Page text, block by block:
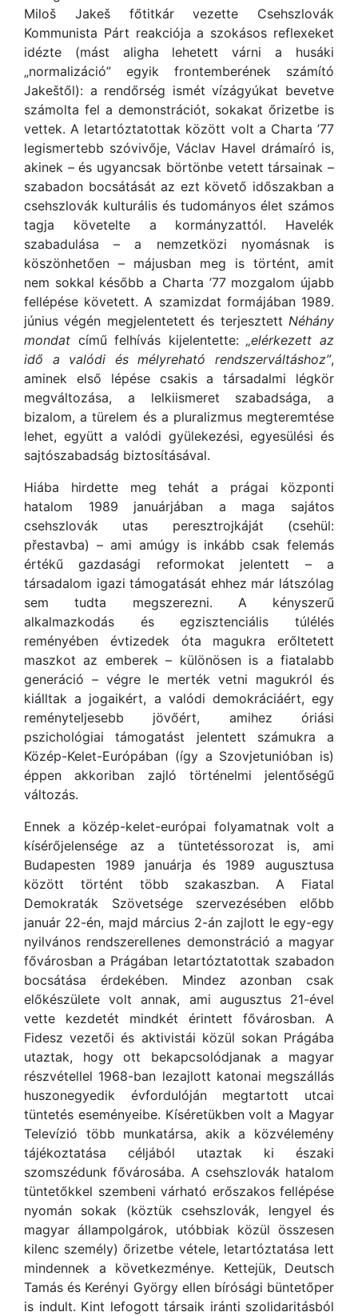
Miloš Jakeš főtitkár vezette Csehszlovák
Kommunista Párt reakciója a szokásos reflexeket
idézte (mást aligha lehetett várni a husáki
„normalizáció” egyik frontemberének számító
Jakeštől): a rendőrség ismét vízágyúkat bevetve
számolta fel a demonstrációt, sokakat őrizetbe is
vettek. A letartóztatottak között volt a Charta ’77
legismertebb szóvivője, Václav Havel drámaíró is,
akinek – és ugyancsak börtönbe vetett társainak –
szabadon bocsátását az ezt követő időszakban a
csehszlovák kulturális és tudományos élet számos
tagja követelte a kormányzattól. Havelék
szabadulása – a nemzetközi nyomásnak is
köszönhetően – májusban meg is történt, amit
nem sokkal később a Charta ’77 mozgalom újabb
fellépése követett. A szamizdat formájában 1989.
június végén megjelentetett és terjesztett Néhány
mondat című felhívás kijelentette:„elérkezett az
idő a valódi és mélyreható rendszerváltáshoz”,
aminek első lépése csakis a társadalmi légkör
megváltozása, a lelkiismeret szabadsága, a
bizalom, a türelem és a pluralizmus megteremtése
lehet, együtt a valódi gyülekezési, egyesülési és
sajtószabadság biztosításával.
Hiába hirdette meg tehát a prágai központi
hatalom 1989 januárjában a maga sajátos
csehszlovák utas peresztrojkáját (csehül:
přestavba) – ami amúgy is inkább csak felemás
értékű gazdasági reformokat jelentett – a
társadalom igazi támogatását ehhez már látszólag
sem tudta megszerezni. A kényszerű
alkalmazkodás és egzisztenciális túlélés
reményében évtizedek óta magukra erőltetett
maszkot az emberek – különösen is a fiatalabb
generáció – végre le merték vetni magukról és
kiálltak a jogaikért, a valódi demokráciáért, egy
reményteljesebb jövőért, amihez óriási
pszichológiai támogatást jelentett számukra a
Közép-Kelet-Európában (így a Szovjetunióban is)
éppen akkoriban zajló történelmi jelentőségű
változás.
Ennek a közép-kelet-európai folyamatnak volt a
kísérőjelensége az a tüntetéssorozat is, ami
Budapesten 1989 januárja és 1989 augusztusa
között történt több szakaszban. A Fiatal
Demokraták Szövetsége szervezésében előbb
január 22-én, majd március 2-án zajlott le egy-egy
nyilvános rendszerellenes demonstráció a magyar
fővárosban a Prágában letartóztatottak szabadon
bocsátása érdekében. Mindez azonban csak
előkészülete volt annak, ami augusztus 21-ével
vette kezdetét mindkét érintett fővárosban. A
Fidesz vezetői és aktivistái közül sokan Prágába
utaztak, hogy ott bekapcsolódjanak a magyar
részvétellel 1968-ban lezajlott katonai megszállás
huszonegyedik évfordulóján megtartott utcai
tüntetés eseményeibe. Kíséretükben volt a Magyar
Televízió több munkatársa, akik a közvélemény
tájékoztatása céljából utaztak ki északi
szomszédunk fővárosába. A csehszlovák hatalom
tüntetőkkel szembeni várható erőszakos fellépése
nyomán sokak (köztük csehszlovák, lengyel és
magyar állampolgárok, utóbbiak közül összesen
kilenc személy) őrizetbe vétele, letartóztatása lett
mindennek a következménye. Kettejük, Deutsch
Tamás és Kerényi György ellen bírósági büntetőper
is indult. Kint lefogott társaik iránti szolidaritásból